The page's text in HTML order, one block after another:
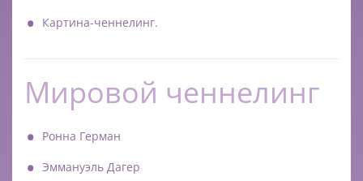
Картина-ченнелинг.
Мировой ченнелинг
Ронна Герман
Эммануэль Дагер